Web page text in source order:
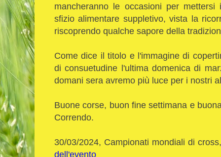
mancheranno le occasioni per
sfizio alimentare suppletivo, vista la
riscoprendo qualche sapore della
Come dice il titolo e l'immagine di
di consuetudine l'ultima domenica di
domani sera avremo più luce per i nostri
Buone corse, buon fine settimana e
Correndo.
30/03/2024, Campionati mondiali di
dell'evento